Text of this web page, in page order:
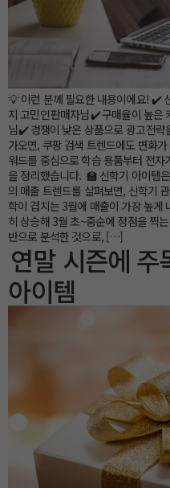
💡 이런 분께 필요한 내용이에요! ✔️
지 고민인 판매자님 ✔️ 구매율이 높은
님 ✔️ 경쟁이 낮은 상품으로 광고 전
가오면, 쿠팡 검색 트렌드에도 변화
워드를 중심으로 학습 용품부터 전
을 정리했습니다. 🏫 신학기 아이템
의 매출 트렌드를 살펴보면, 신학기
학이 겹치는 3월에 매출이 가장 높게
히 상승해 3월 초~중순에 정점을 찍
반으로 분석한 것으로, […]
연말 시즌에
아이템